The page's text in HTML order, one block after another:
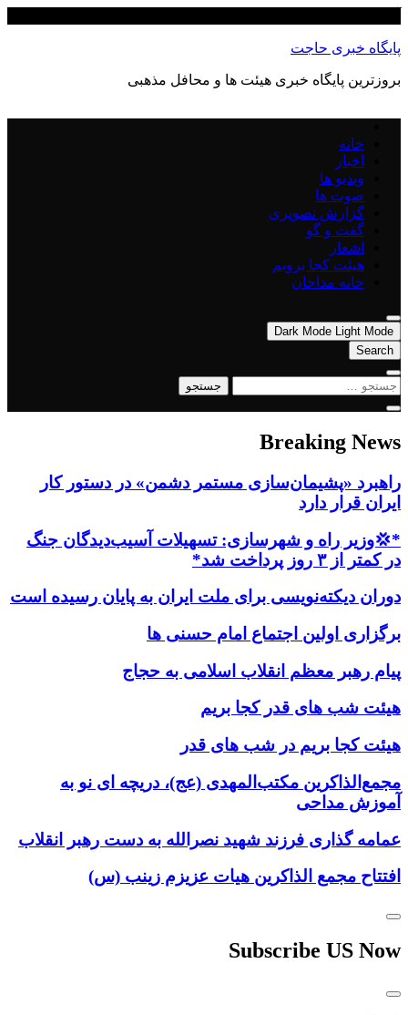
content
پایگاه خبری حاجت
بروزترین پایگاه‌ خبری هیئت ها و محافل مذهبی
خانه
اخبار
ویدیو ها
صوت ها
گزارش تصویری
گفت و گو
اشعار
هیئت کجا برویم
خانه مداحان
Dark Mode Light Mode
Search
جستجو
Breaking News
راهبرد «پشیمان‌سازی مستمر دشمن» در دستور کار
ایران قرار دارد
*💢وزیر راه و شهرسازی: تسهیلات آسیب‌دیدگان جنگ
در کمتر از ۳ روز پرداخت شد*
دوران دیکته‌نویسی برای ملت ایران به پایان رسیده است
برگزاری اولین اجتماع امام حسنی ها
پیام رهبر معظم انقلاب اسلامی به حجاج
هیئت شب های قدر کجا بریم
هیئت کجا بریم در شب های قدر
مجمع‌الذاکرین مکتب‌المهدی (عج)، دریچه ای نو به
آموزش مداحی
عمامه گذاری فرزند شهید نصرالله به دست رهبر انقلاب
افتتاح مجمع الذاکرین هیات عزیزم زینب (س)
Subscribe US Now